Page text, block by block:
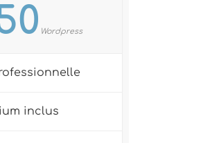
Wordpress
inclus